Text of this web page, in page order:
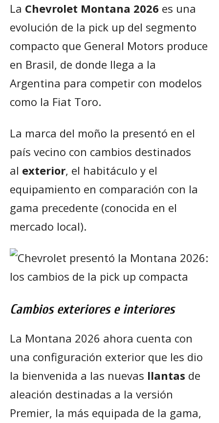
La Chevrolet Montana 2026 es una
evolución de la pick up del segmento
compacto que General Motors produce
en Brasil, de donde llega a la
Argentina para competir con modelos
como la Fiat Toro.
La marca del moño la presentó en el
país vecino con cambios destinados
al exterior, el habitáculo y el
equipamiento en comparación con la
gama precedente (conocida en el
mercado local).
Cambios exteriores e interiores
La Montana 2026 ahora cuenta con
una configuración exterior que les dio
la bienvenida a las nuevas llantas de
aleación destinadas a la versión
Premier, la más equipada de la gama,